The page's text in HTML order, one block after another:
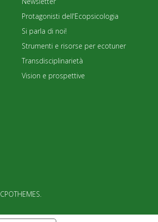
Protagonisti dell'Ecopsicologia
Si parla di noi!
Strumenti e risorse per ecotuner
Transdisciplinarietà
Vision e prospettive
CPOTHEMES.